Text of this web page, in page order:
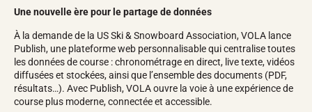
Une nouvelle ère pour le partage de données
À la demande de la US Ski & Snowboard Association, VOLA lance
Publish, une plateforme web personnalisable qui centralise toutes
les données de course : chronométrage en direct, live texte, vidéos
diffusées et stockées, ainsi que l’ensemble des documents (PDF,
résultats…). Avec Publish, VOLA ouvre la voie à une expérience de
course plus moderne, connectée et accessible.